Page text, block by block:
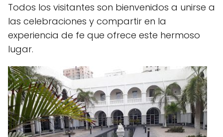
Todos los visitantes son bienvenidos a unirse a
las celebraciones y compartir en la
experiencia de fe que ofrece este hermoso
lugar.